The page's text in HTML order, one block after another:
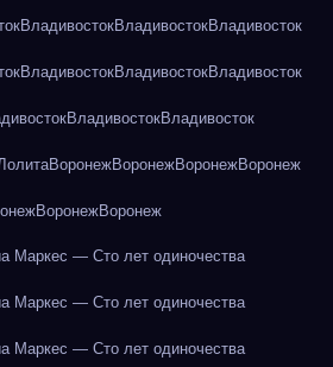
ВладивостокВладивостокВладивосток
ВладивостокВладивостокВладивосток
ВладивостокВладивосток
ВоронежВоронежВоронежВоронеж
ВоронежВоронеж
Маркес — Сто лет одиночества
Маркес — Сто лет одиночества
Маркес — Сто лет одиночества